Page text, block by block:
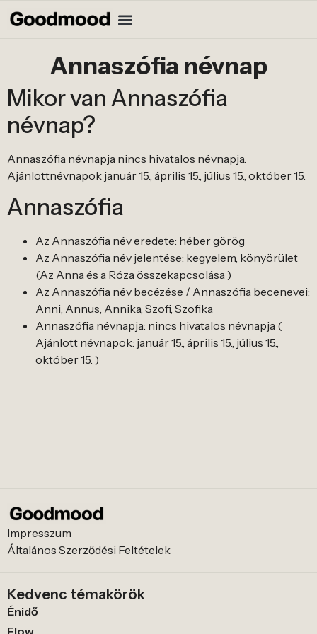
Annaszófia névnap
Mikor van Annaszófia
névnap?
Annaszófia névnapja nincs hivatalos névnapja.
Ajánlottnévnapok január 15., április 15., július 15., október 15.
Annaszófia
Az Annaszófia név eredete: héber görög
Az Annaszófia név jelentése: kegyelem, könyörület
(Az Anna és a Róza összekapcsolása )
Az Annaszófia név becézése / Annaszófia becenevei:
Anni, Annus, Annika, Szofi, Szofika
Annaszófia névnapja: nincs hivatalos névnapja (
Ajánlott névnapok: január 15., április 15., július 15.,
október 15. )
Impresszum
Általános Szerződési Feltételek
Kedvenc témakörök
Énidő